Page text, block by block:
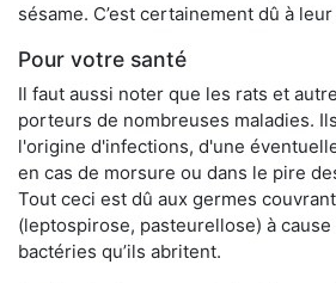
sésame. C’est certainement dû à
Pour votre santé
Il faut aussi noter que les rats et
porteurs de nombreuses maladies.
l'origine d'infections, d'une
en cas de morsure ou dans le pire
Tout ceci est dû aux germes
(leptospirose, pasteurellose) à
bactéries qu’ils abritent.